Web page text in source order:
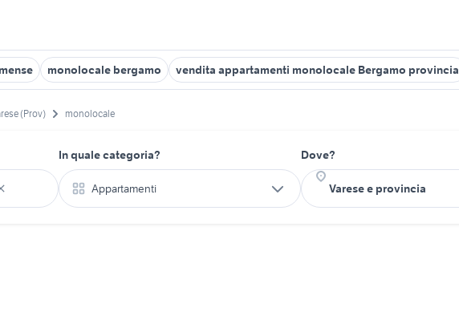
monolocale bergamo vendita appartamenti monolocale Bergamo provincia
(Prov) monolocale
In quale categoria?
Appartamenti
Dove?